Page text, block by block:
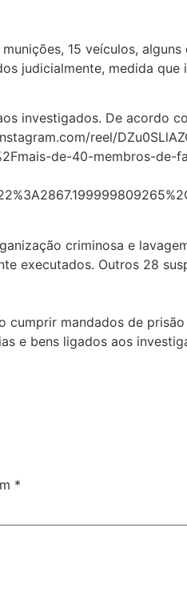
15 veículos, alguns
judicialmente, medida que
investigados. De acordo
reel/
de-40-membros-
criminosa e
executados. Outros 28
mandados de
e bens ligados aos
*